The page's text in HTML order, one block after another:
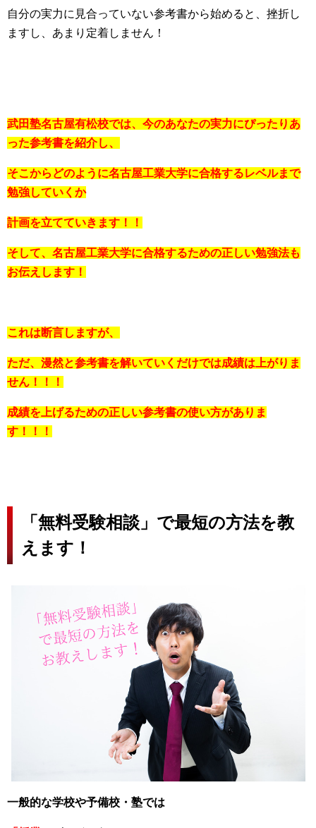
自分の実力に見合っていない参考書から始めると、挫折し
ますし、あまり定着しません！
武田塾名古屋有松校では、今のあなたの実力にぴったりあ
った参考書を紹介し、
そこからどのように名古屋工業大学に合格するレベルまで
勉強していくか
計画を立てていきます！！
そして、 名古屋工業大学に合格するための正しい勉強法も
お伝えします！
これは断言しますが、
ただ、漫然と参考書を解いていくだけでは成績は上がりま
せん！！！
成績を上げるための正しい参考書の使い方がありま
す！！！
「無料受験相談」で最短の方法を教
えます！
一般的な学校や予備校・塾では